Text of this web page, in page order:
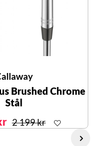
Brushed Chrome
Stål
2 199 kr